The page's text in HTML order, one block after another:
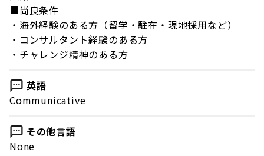
■尚良条件
・海外経験のある方（留学・駐在・現地採用など）
・コンサルタント経験のある方
・チャレンジ精神のある方
英語
Communicative
その他言語
None